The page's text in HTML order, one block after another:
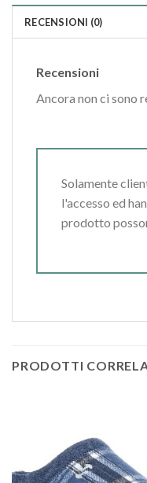
RECENSIONI (0)
Recensioni
Ancora non ci sono
Solamente
l'accesso ed
prodotto
PRODOTTI